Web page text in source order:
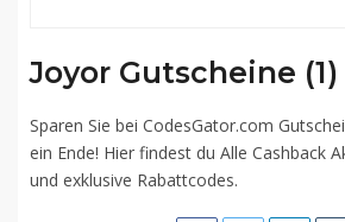
Joyor Gutscheine (1)
Sparen Sie bei CodesGator.com
ein Ende! Hier findest du Alle Cashback
und exklusive Rabattcodes.